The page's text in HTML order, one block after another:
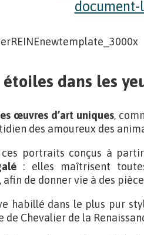
dans les
es œuvres d’art uniques,
des amoureux des
portraits conçus à
: elles maîtrisent
de donner vie à des
habillé dans le plus pur
de Chevalier de la